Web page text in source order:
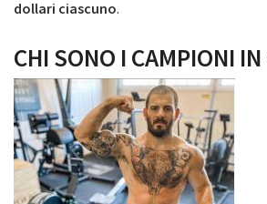
dollari ciascuno.
CHI SONO I CAMPIONI IN